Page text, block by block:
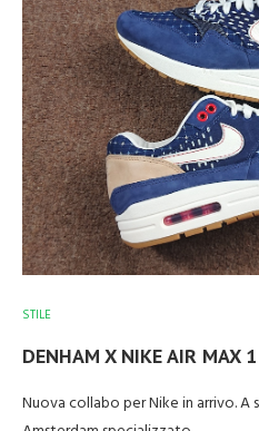
STILE
DENHAM X NIKE AIR MAX
Nuova collabo per Nike in arrivo.